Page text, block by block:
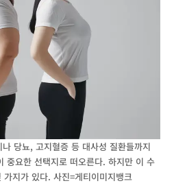
당뇨, 고지혈증 등 대사성 질환들까지
중요한 선택지로 떠오른다. 하지만 이 수
지가 있다. 사진=게티이미지뱅크